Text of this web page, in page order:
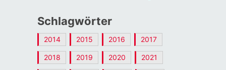
Schlagwörter
2014 2015 2016 2017
2018 2019 2020 2021